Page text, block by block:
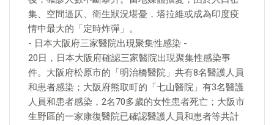
集、空間逼仄、衛生狀況堪憂，塔拉維或成為印度疫
情中最大的「定時炸彈」。
- 日本大阪府三家醫院出現聚集性感染 -
20日，日本大阪府確認三家醫院出現聚集性感染事
件。大阪府松原市的「明治橋醫院」共有8名醫護人員
和患者感染；大阪府熊取町的「七山醫院」有3名醫護
人員和患者感染，2名70多歲的女性患者死亡；大阪市
生野區的一家康復醫院已確認醫護人員和患者等共計